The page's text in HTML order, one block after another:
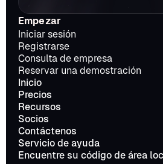
Empezar
Iniciar sesión
Registrarse
Consulta de empresa
Reservar una demostración
Inicio
Precios
Recursos
Socios
Contáctenos
Servicio de ayuda
Encuentre su código de área